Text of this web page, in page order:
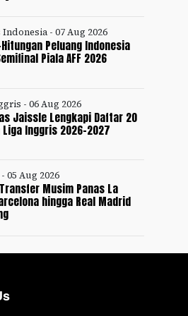
- 07 Aug 2026
Peluang Indonesia
Piala AFF 2026
- 06 Aug 2026
Jaissle Lengkapi Daftar 20
Inggris 2026-2027
05 Aug 2026
Musim Panas La
hingga Real Madrid